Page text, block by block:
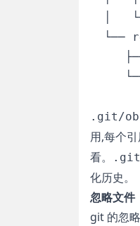
│
└──
.git/
用,每个
看。
化历史。
忽略文件
git 的忽